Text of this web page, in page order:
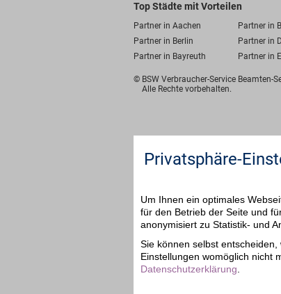
Top Städte mit Vorteilen
Partner in Aachen Partner in
Partner in Berlin
Partner in
Partner in Bayreuth
Partner in
© BSW Verbraucher-Service Beamten-
Alle Rechte vorbehalten.
Privatsphäre-
Um Ihnen ein optimales
für den Betrieb der Seite und
anonymisiert zu Statistik- und
Sie können selbst
Einstellungen womöglich nicht
Datenschutzerklärung